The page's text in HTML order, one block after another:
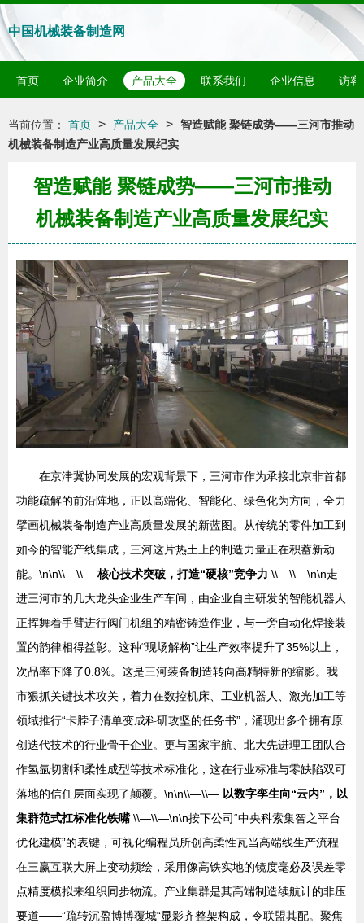
中国机械装备制造网
首页 企业简介 产品大全 联系我们 企业信息 访客
当前位置： 首页 > 产品大全 > 智造赋能 聚链成势——三河市推动
机械装备制造产业高质量发展纪实
智造赋能 聚链成势——三河市推动
机械装备制造产业高质量发展纪实
在京津冀协同发展的宏观背景下，三河市作为承接北京非首都
功能疏解的前沿阵地，正以高端化、智能化、绿色化为方向，全力
擘画机械装备制造产业高质量发展的新蓝图。从传统的零件加工到
如今的智能产线集成，三河这片热土上的制造力量正在积蓄新动
能。\n\n\\—\\— 核心技术突破，打造“硬核”竞争力 \\—\\—\n\n走
进三河市的几大龙头企业生产车间，由企业自主研发的智能机器人
正挥舞着手臂进行阀门机组的精密铸造作业，与一旁自动化焊接装
置的韵律相得益彰。这种“现场解构”让生产效率提升了35%以上，
次品率下降了0.8%。这是三河装备制造转向高精特新的缩影。我
市狠抓关键技术攻关，着力在数控机床、工业机器人、激光加工等
领域推行“卡脖子清单变成科研攻坚的任务书”，涌现出多个拥有原
创迭代技术的行业骨干企业。更与国家宇航、北大先进理工团队合
作氢氩切割和柔性成型等技术标准化，这在行业标准与零缺陷双可
落地的信任层面实现了颠覆。\n\n\\—\\— 以数字孪生向“云内”，以
集群范式扛标准化铁嘴\\—\\—\n\n按下公司“中央科索集智之平台
优化建模”的表键，可视化编程员所创高柔性瓦当高端线生产流程
在三赢互联大屏上变动频绘，采用像高铁实地的镜度毫必及误差零
点精度模拟来组织同步物流。产业集群是其高端制造续航计的非压
要道——”疏转沉盈博博覆城“显影齐整架构成，令联盟其配。聚焦